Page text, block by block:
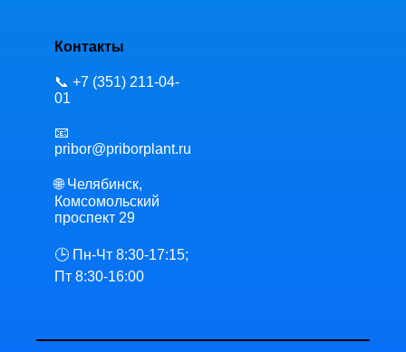
Контакты
📞 +7 (351) 211-04-
01
📧
pribor@priborplant.ru
🌐 Челябинск,
Комсомольский
проспект 29
🕒 Пн-Чт 8:30-17:15;
Пт 8:30-16:00